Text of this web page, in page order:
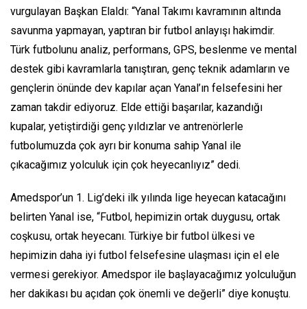
vurgulayan Başkan Elaldı: “Yanal Takımı kavramının altında
savunma yapmayan, yaptıran bir futbol anlayışı hakimdir.
Türk futbolunu analiz, performans, GPS, beslenme ve mental
destek gibi kavramlarla tanıştıran, genç teknik adamların ve
gençlerin önünde dev kapılar açan Yanal’ın felsefesini her
zaman takdir ediyoruz. Elde ettiği başarılar, kazandığı
kupalar, yetiştirdiği genç yıldızlar ve antrenörlerle
futbolumuzda çok ayrı bir konuma sahip Yanal ile
çıkacağımız yolculuk için çok heyecanlıyız” dedi.
Amedspor’un 1. Lig’deki ilk yılında lige heyecan katacağını
belirten Yanal ise, “Futbol, hepimizin ortak duygusu, ortak
coşkusu, ortak heyecanı. Türkiye bir futbol ülkesi ve
hepimizin daha iyi futbol felsefesine ulaşması için el ele
vermesi gerekiyor. Amedspor ile başlayacağımız yolculuğun
her dakikası bu açıdan çok önemli ve değerli” diye konuştu.